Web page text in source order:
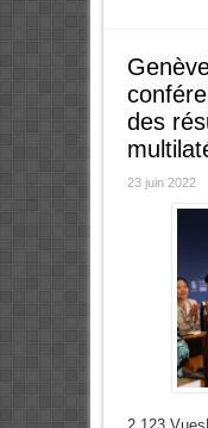
des
23 juin 2022